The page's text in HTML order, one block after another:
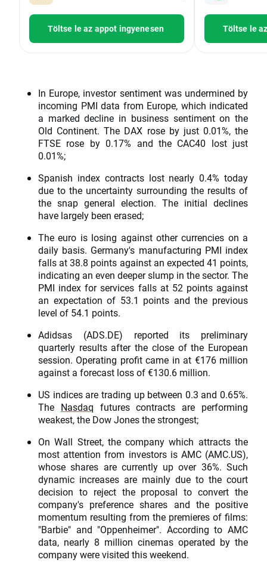
Töltse le az appot ingyenesen Töltse le
In Europe, investor sentiment was undermined by
incoming PMI data from Europe, which indicated
a marked decline in business sentiment on the
Old Continent. The DAX rose by just 0.01%, the
FTSE rose by 0.17% and the CAC40 lost just
0.01%;
Spanish index contracts lost nearly 0.4% today
due to the uncertainty surrounding the results of
the snap general election. The initial declines
have largely been erased;
The euro is losing against other currencies on a
daily basis. Germany's manufacturing PMI index
falls at 38.8 points against an expected 41 points,
indicating an even deeper slump in the sector. The
PMI index for services falls at 52 points against
an expectation of 53.1 points and the previous
level of 54.1 points.
Adidsas (ADS.DE) reported its preliminary
quarterly results after the close of the European
session. Operating profit came in at €176 million
against a forecast loss of €130.6 million.
US indices are trading up between 0.3 and 0.65%.
The Nasdaq futures contracts are performing
weakest, the Dow Jones the strongest;
On Wall Street, the company which attracts the
most attention from investors is AMC (AMC.US),
whose shares are currently up over 36%. Such
dynamic increases are mainly due to the court
decision to reject the proposal to convert the
company's preference shares and the positive
momentum resulting from the premieres of films:
"Barbie" and "Oppenheimer". According to AMC
data, nearly 8 million cinemas operated by the
company were visited this weekend.